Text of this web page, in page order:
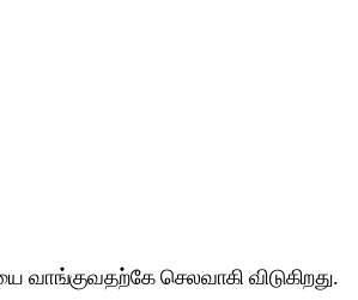
செலவாகி விடுகிறது.